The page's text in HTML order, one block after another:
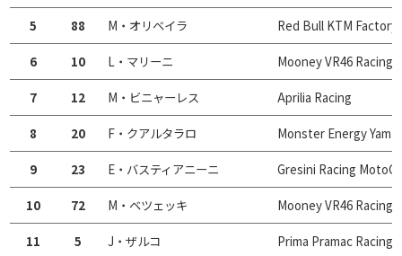
5 88 M・オリベイラ Red Bull KTM Factory
6 10 L・マリーニ Mooney VR46 Racing
7 12 M・ビニャーレス Aprilia Racing
8 20 F・クアルタラロ Monster Energy
9 23 E・バスティアニーニ Gresini Racing
10 72 M・ベツェッキ Mooney VR46 Racing
11 5 J・ザルコ Prima Pramac Racing